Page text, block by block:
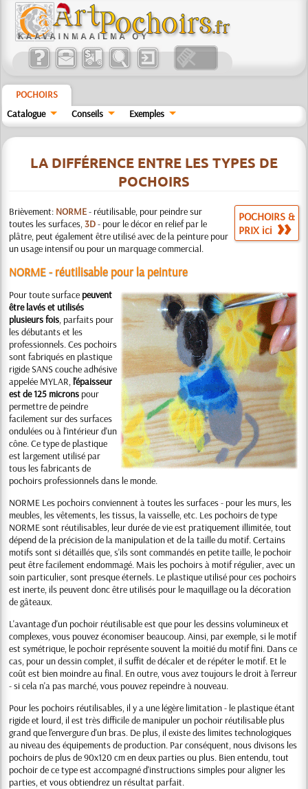
POCHOIRS
Catalogue
Conseils Exemples
LA DIFFÉRENCE ENTRE LES TYPES DE
POCHOIRS
POCHOIRS &
PRIX ici
Brièvement: NORME- réutilisable, pour peindre sur
toutes les surfaces,3D- pour le décor en relief par le
plâtre, peut également être utilisé avec de la peinture pour
un usage intensif ou pour un marquage commercial.
NORME - réutilisable pour la peinture
Pour toute surface peuvent
être lavés et utilisés
plusieurs fois, parfaits pour
les débutants et les
professionnels. Ces pochoirs
sont fabriqués en plastique
rigide SANS couche adhésive
appelée MYLAR, l'épaisseur
est de 125 microns pour
permettre de peindre
facilement sur des surfaces
ondulées ou à l'intérieur d'un
cône. Ce type de plastique
est largement utilisé par
tous les fabricants de
pochoirs professionnels dans le monde.
NORME Les pochoirs conviennent à toutes les surfaces - pour les murs, les
meubles, les vêtements, les tissus, la vaisselle, etc. Les pochoirs de type
NORME sont réutilisables, leur durée de vie est pratiquement illimitée, tout
dépend de la précision de la manipulation et de la taille du motif. Certains
motifs sont si détaillés que, s'ils sont commandés en petite taille, le pochoir
peut être facilement endommagé. Mais les pochoirs à motif régulier, avec un
soin particulier, sont presque éternels. Le plastique utilisé pour ces pochoirs
est inerte, ils peuvent donc être utilisés pour le maquillage ou la décoration
de gâteaux.
L'avantage d'un pochoir réutilisable est que pour les dessins volumineux et
complexes, vous pouvez économiser beaucoup. Ainsi, par exemple, si le motif
est symétrique, le pochoir représente souvent la moitié du motif fini. Dans ce
cas, pour un dessin complet, il suffit de décaler et de répéter le motif. Et le
coût est bien moindre au final. En outre, vous avez toujours le droit à l'erreur
- si cela n'a pas marché, vous pouvez repeindre à nouveau.
Pour les pochoirs réutilisables, il y a une légère limitation - le plastique étant
rigide et lourd, il est très difficile de manipuler un pochoir réutilisable plus
grand que l'envergure d'un bras. De plus, il existe des limites technologiques
au niveau des équipements de production. Par conséquent, nous divisons les
pochoirs de plus de 90x120 cm en deux parties ou plus. Bien entendu, tout
pochoir de ce type est accompagné d'instructions simples pour aligner les
parties, et vous obtiendrez un résultat parfait.